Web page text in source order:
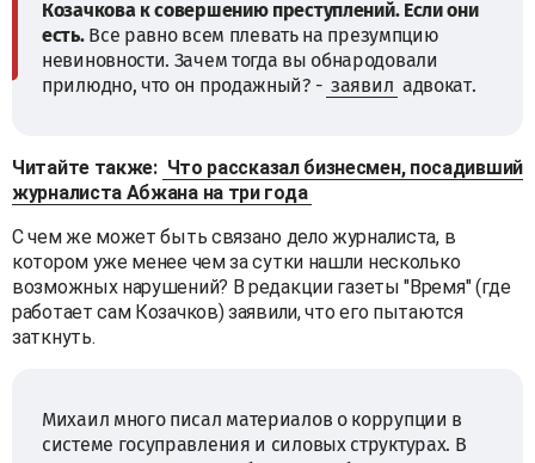
Козачкова к совершению преступлений. Если они
есть. Все равно всем плевать на презумпцию
невиновности. Зачем тогда вы обнародовали
прилюдно, что он продажный? - заявил адвокат.
Читайте также: Что рассказал бизнесмен, посадивший
журналиста Абжана на три года
С чем же может быть связано дело журналиста, в
котором уже менее чем за сутки нашли несколько
возможных нарушений? В редакции газеты "Время" (где
работает сам Козачков) заявили, что его пытаются
заткнуть.
Михаил много писал материалов о коррупции в
системе госуправления и силовых структурах. В